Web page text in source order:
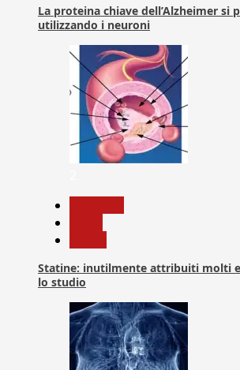
La proteina chiave dell’Alzheimer si
utilizzando i neuroni
Statine: inutilmente attribuiti molti
lo studio